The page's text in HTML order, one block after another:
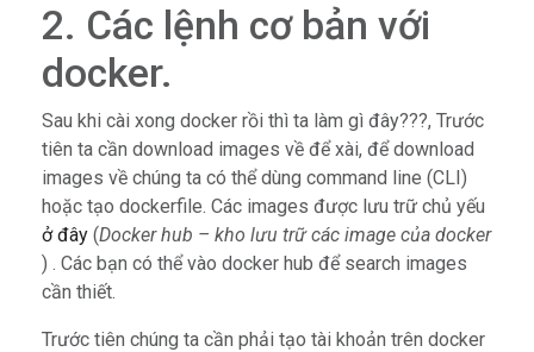
2. Các lệnh cơ bản với
docker.
Sau khi cài xong docker rồi thì ta làm gì đây???, Trước
tiên ta cần download images về để xài, để download
images về chúng ta có thể dùng command line (CLI)
hoặc tạo dockerfile. Các images được lưu trữ chủ yếu
ở đây (Docker hub – kho lưu trữ các image của docker
) . Các bạn có thể vào docker hub để search images
cần thiết.
Trước tiên chúng ta cần phải tạo tài khoản trên docker